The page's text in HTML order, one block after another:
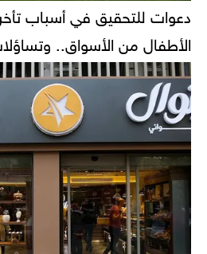
دعوات للتحقيق في أسباب
الأطفال من الأسواق..